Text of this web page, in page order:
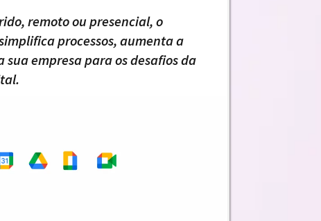
remoto ou presencial, o
processos, aumenta a
empresa para os desafios da